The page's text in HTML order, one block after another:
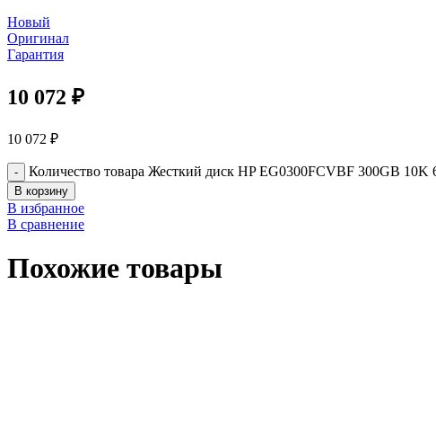
Новый
Оригинал
Гарантия
10 072 ₽
10 072 ₽
Количество товара Жесткий диск HP EG0300FCVBF 300GB
В корзину
В избранное
В сравнение
Похожие товары